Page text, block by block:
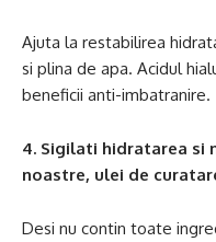
Ajuta la restabilirea
si plina de apa. Acidul
beneficii anti-imbatranire.
4. Sigilati hidratarea si
noastre, ulei de
Desi nu contin toate